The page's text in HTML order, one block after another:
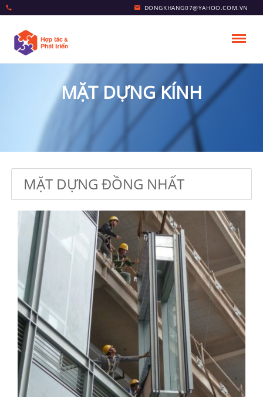
DONGKHANG07@YAHOO.COM.VN
MẶT DỰNG KÍNH
MẶT DỰNG ĐỒNG NHẤT